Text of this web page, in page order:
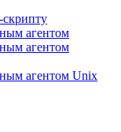
агентом
агентом
агентом Unix